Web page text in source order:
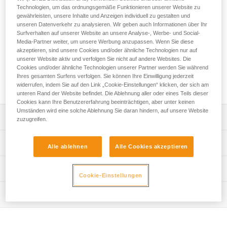
Der TOP CROLL-Brustgurt erweitert die Sitz- und Haltegurte
AVAO SIT, AVAO SIT FAST, FALCON und FALCON
MOUNTAIN zu Komplettgurten für seilunterstütztes Arbeiten
in schwer zugänglichen Bereichen. Durch die ergonomische
Form der schaumstoffgepolsterten Schulterträger werden
Reibungspunkte an Nacken oder Hals reduziert. Bei einer
großen Last auf den Hüftgurt ermöglicht der TOP CROLL-
Brustgurt, diese Last aufzunehmen und auf die Schultern zu
verteilen.
Leistungsverzeichnis
Erweitert die Sitz- und Haltegurte AVAO SIT, AVAO SIT
FAST, FALCON und FALCON MOUNTAIN zu
Komplettgurten für seilunterstütztes Arbeiten in schwer
integrierten CROLL L-Bruststeigklemme.
- Die ergonomisch geformten Schulterträger reduzieren
Technische Spezifikationen
Vordere Auffangöse auf Brusthöhe: Zum Einhängen eines
Zertifizierung(en): CE EN 361 und CE EN 12841 Typ B (mit
FALCON)
Technische Informationen
Gebrauchsanleitung
Technologien, um das ordnungsgemäße Funktionieren unserer Website zu
gewährleisten, unsere Inhalte und Anzeigen individuell zu gestalten und
unseren Datenverkehr zu analysieren. Wir geben auch Informationen über Ihr
Surfverhalten auf unserer Website an unsere Analyse-, Werbe- und Social-
Media-Partner weiter, um unsere Werbung anzupassen. Wenn Sie diese
akzeptieren, sind unsere Cookies und/oder ähnliche Technologien nur auf
unserer Website aktiv und verfolgen Sie nicht auf andere Websites. Die
Cookies und/oder ähnliche Technologien unserer Partner werden Sie während
Ihres gesamten Surfens verfolgen. Sie können Ihre Einwilligung jederzeit
widerrufen, indem Sie auf den Link „Cookie-Einstellungen“ klicken, der sich am
unteren Rand der Website befindet. Die Ablehnung aller oder eines Teils dieser
Cookies kann Ihre Benutzererfahrung beeinträchtigen, aber unter keinen
Umständen wird eine solche Ablehnung Sie daran hindern, auf unsere Website
zuzugreifen.
Alle ablehnen Alle Cookies akzeptieren
Cookie-Einstellungen